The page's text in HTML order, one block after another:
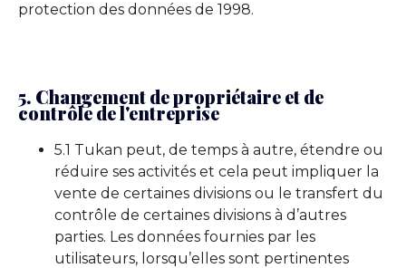
protection des données de 1998.
5. Changement de propriétaire et de
contrôle de l'entreprise
5.1 Tukan peut, de temps à autre, étendre ou
réduire ses activités et cela peut impliquer la
vente de certaines divisions ou le transfert du
contrôle de certaines divisions à d’autres
parties. Les données fournies par les
utilisateurs, lorsqu’elles sont pertinentes